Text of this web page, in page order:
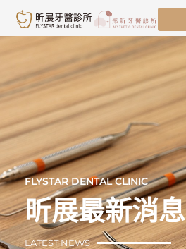
主
容
FLYSTAR DENTAL CLINIC
昕展最新消息
LATEST NEWS